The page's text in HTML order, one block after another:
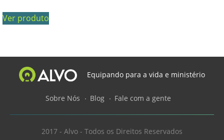
Ver produto
Equipando para a vida e ministério
Sobre Nós Blog Fale com a gente
2017 - Alvo - Todos os Direitos Reservados